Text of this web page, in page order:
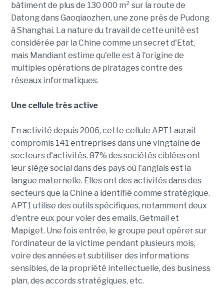
bâtiment de plus de 130 000 m² sur la route de
Datong dans Gaoqiaozhen, une zone près de Pudong
à Shanghai. La nature du travail de cette unité est
considérée par la Chine comme un secret d'Etat,
mais Mandiant estime qu'elle est à l'origine de
multiples opérations de piratages contre des
réseaux informatiques.
Une cellule très active
En activité depuis 2006, cette cellule APT1 aurait
compromis 141 entreprises dans une vingtaine de
secteurs d'activités. 87% des sociétés ciblées ont
leur siège social dans des pays où l'anglais est la
langue maternelle. Elles ont des activités dans des
secteurs que la Chine a identifié comme stratégique.
APT1 utilise des outils spécifiques, notamment deux
d'entre eux pour voler des emails, Getmail et
Mapiget. Une fois entrée, le groupe peut opérer sur
l'ordinateur de la victime pendant plusieurs mois,
voire des années et subtiliser des informations
sensibles, de la propriété intellectuelle, des business
plan, des accords stratégiques, etc.